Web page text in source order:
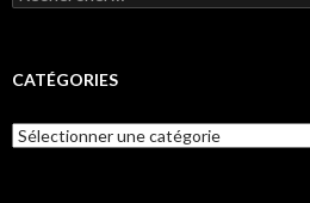
CATÉGORIES
Catégories